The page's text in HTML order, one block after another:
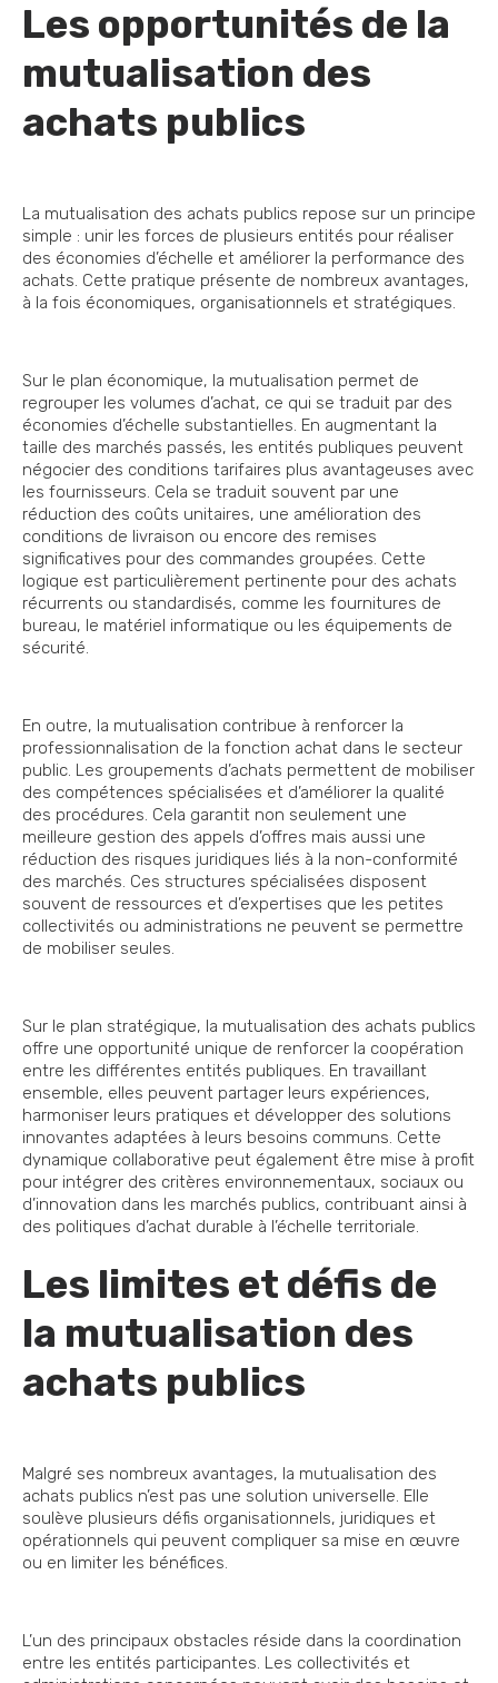
Les opportunités de la
mutualisation des
achats publics
La mutualisation des achats publics repose sur un principe
simple : unir les forces de plusieurs entités pour réaliser
des économies d’échelle et améliorer la performance des
achats. Cette pratique présente de nombreux avantages,
à la fois économiques, organisationnels et stratégiques.
Sur le plan économique, la mutualisation permet de
regrouper les volumes d’achat, ce qui se traduit par des
économies d’échelle substantielles. En augmentant la
taille des marchés passés, les entités publiques peuvent
négocier des conditions tarifaires plus avantageuses avec
les fournisseurs. Cela se traduit souvent par une
réduction des coûts unitaires, une amélioration des
conditions de livraison ou encore des remises
significatives pour des commandes groupées. Cette
logique est particulièrement pertinente pour des achats
récurrents ou standardisés, comme les fournitures de
bureau, le matériel informatique ou les équipements de
sécurité.
En outre, la mutualisation contribue à renforcer la
professionnalisation de la fonction achat dans le secteur
public. Les groupements d’achats permettent de mobiliser
des compétences spécialisées et d’améliorer la qualité
des procédures. Cela garantit non seulement une
meilleure gestion des appels d’offres mais aussi une
réduction des risques juridiques liés à la non-conformité
des marchés. Ces structures spécialisées disposent
souvent de ressources et d’expertises que les petites
collectivités ou administrations ne peuvent se permettre
de mobiliser seules.
Sur le plan stratégique, la mutualisation des achats publics
offre une opportunité unique de renforcer la coopération
entre les différentes entités publiques. En travaillant
ensemble, elles peuvent partager leurs expériences,
harmoniser leurs pratiques et développer des solutions
innovantes adaptées à leurs besoins communs. Cette
dynamique collaborative peut également être mise à profit
pour intégrer des critères environnementaux, sociaux ou
d’innovation dans les marchés publics, contribuant ainsi à
des politiques d’achat durable à l’échelle territoriale.
Les limites et défis de
la mutualisation des
achats publics
Malgré ses nombreux avantages, la mutualisation des
achats publics n’est pas une solution universelle. Elle
soulève plusieurs défis organisationnels, juridiques et
opérationnels qui peuvent compliquer sa mise en œuvre
ou en limiter les bénéfices.
L’un des principaux obstacles réside dans la coordination
entre les entités participantes. Les collectivités et